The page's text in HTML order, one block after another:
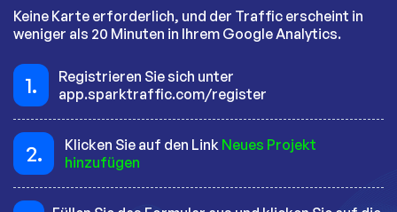
Keine Karte erforderlich, und der Traffic erscheint in
weniger als 20 Minuten in Ihrem Google Analytics.
1.
Registrieren Sie sich unter
app.sparktraffic.com/register
2. Klicken Sie auf den Link Neues Projekt
hinzufügen